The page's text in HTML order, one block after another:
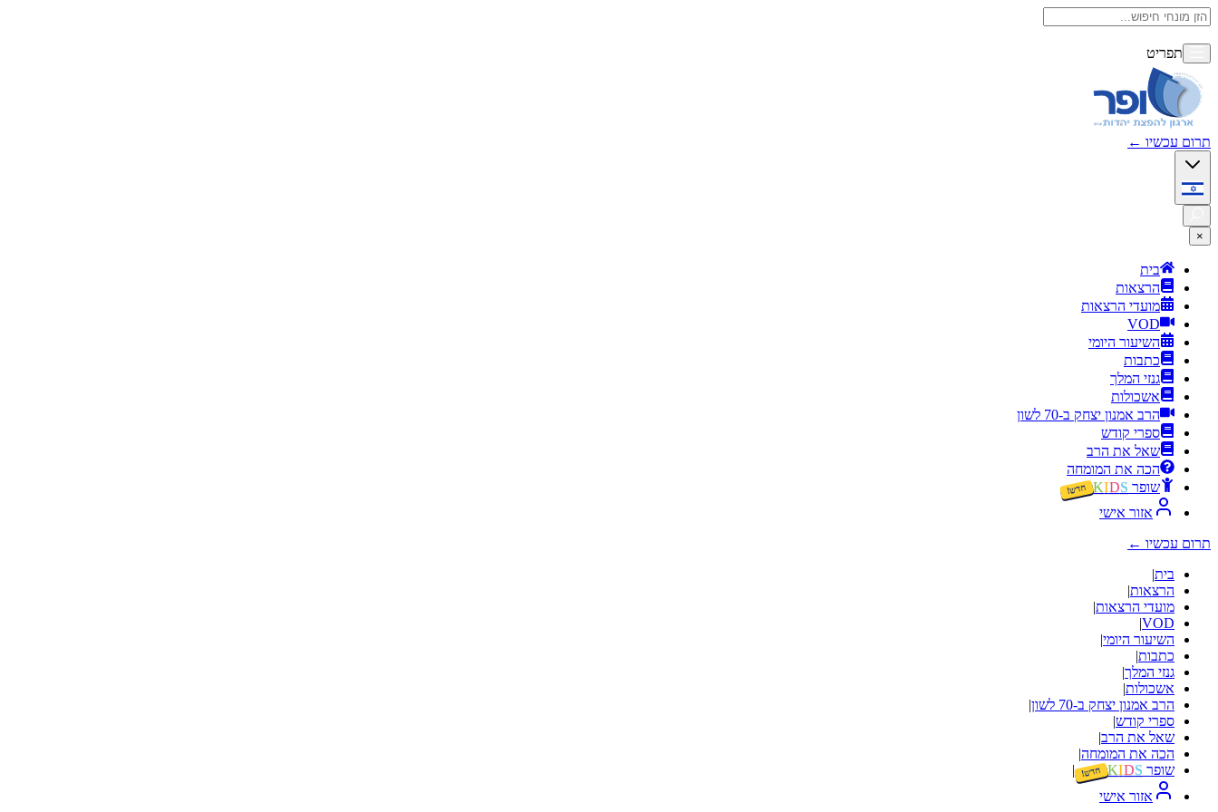
תפריט
תרום עכשיו ←
×
בית
הרצאות
מועדי הרצאות
VOD
השיעור היומי
כתבות
גנזי המלך
אשכולות
הרב אמנון יצחק ב-70 לשון
ספרי קודש
שאל את הרב
הכה את המומחה
שופר
KIDS חדש!
אזור אישי
תרום עכשיו ←
בית|
הרצאות|
מועדי הרצאות|
VOD
|
השיעור היומי|
כתבות|
גנזי המלך|
אשכולות|
הרב אמנון יצחק ב-70 לשון
|
ספרי קודש|
שאל את הרב|
הכה את המומחה|
שופר
KIDS חדש! |
אזור אישי